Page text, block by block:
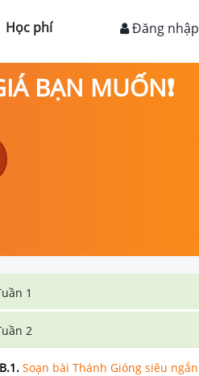
Học phí Đăng nhập
BẠN MUỐN❗
1
2
B.1. Soạn bài Thánh Gióng siêu ngắn